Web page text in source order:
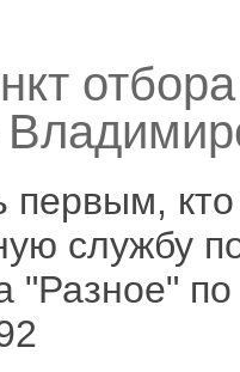
службу
"Разное"